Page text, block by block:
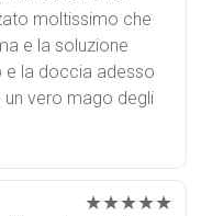
moltissimo che
e la soluzione
la doccia adesso
un vero mago degli
★★★★★